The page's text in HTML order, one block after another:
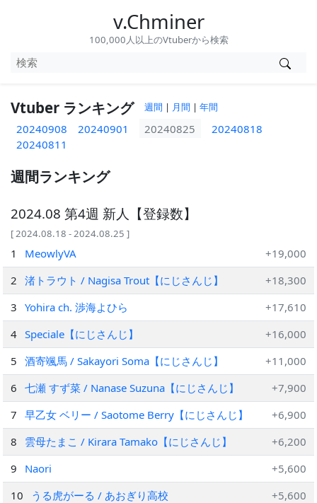
v.Chminer
100,000人以上のVtuberから検索
Vtuber ランキング 週間 | 月間 | 年間
20240908 20240901 20240825
20240818
20240811
週間ランキング
2024.08 第4週 新人【登録数】
[ 2024.08.18 - 2024.08.25 ]
1 MeowlyVA
+19,000
2
渚トラウト / Nagisa Trout【にじさんじ】
+18,300
3
Yohira ch. 渉海よひら
+17,610
4 Speciale【にじさんじ】
+16,000
5
酒寄颯馬 / Sakayori Soma【にじさんじ】
+11,000
6
七瀬 すず菜 / Nanase Suzuna【にじさんじ】
+7,900
7
早乙女 ベリー / Saotome Berry【にじさんじ】
+6,900
8
雲母たまこ / Kirara Tamako【にじさんじ】
+6,200
9
Naori
+5,600
10
うる虎がーる / あおぎり高校
+5,600